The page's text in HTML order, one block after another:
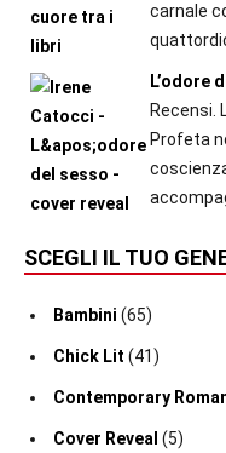
carnale
L’odore
Recensi.
Profeta
SCEGLI IL TUO
Bambini (65)
Chick Lit (41)
Contemporary
Cover Reveal (5)